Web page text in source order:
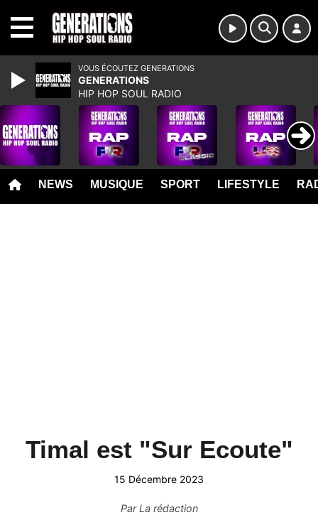
NEWS MUSIQUE SPORT LIFESTYLE
Timal est "Sur Ecoute"
15 Décembre 2023
ParLa rédaction
VOUS ÉCOUTEZ GENERATIONS
GENERATIONS
HIP HOP SOUL RADIO